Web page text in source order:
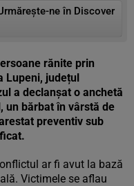
ne în Discover
rănite prin
Lupeni, județul
a declanșat o anchetă
un bărbat în vârstă de
preventiv sub
ar fi avut la bază
Victimele se aflau